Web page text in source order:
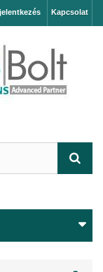
Kapcsolat